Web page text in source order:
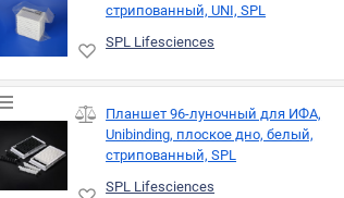
стрипованный, UNI, SPL
SPL Lifesciences
Планшет 96-луночный для ИФА,
Unibinding, плоское дно, белый,
стрипованный, SPL
SPL Lifesciences